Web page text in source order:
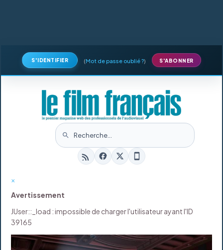
S'IDENTIFIER (Mot de passe oublié ?) S'ABONNER
×
Avertissement
JUser::_load : impossible de charger l'utilisateur ayant l'ID
39165